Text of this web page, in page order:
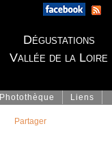
Dégustations
Vallée de la Loire
Photothèque Liens
Partager